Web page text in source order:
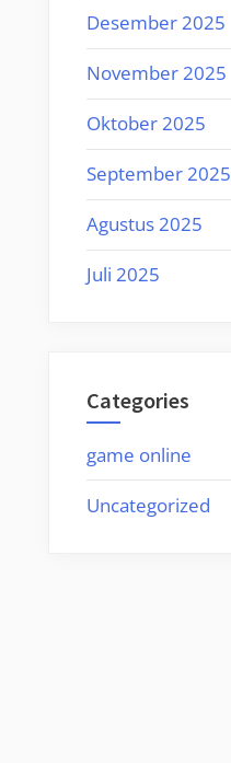
Desember 2025
November 2025
Oktober 2025
September 2025
Agustus 2025
Juli 2025
Categories
game online
Uncategorized